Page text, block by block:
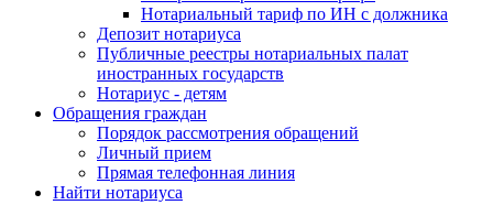
Нотариальный тариф по ИН с должника
Депозит нотариуса
Публичные реестры нотариальных палат
иностранных государств
Нотариус - детям
Обращения граждан
Порядок рассмотрения обращений
Личный прием
Прямая телефонная линия
Найти нотариуса